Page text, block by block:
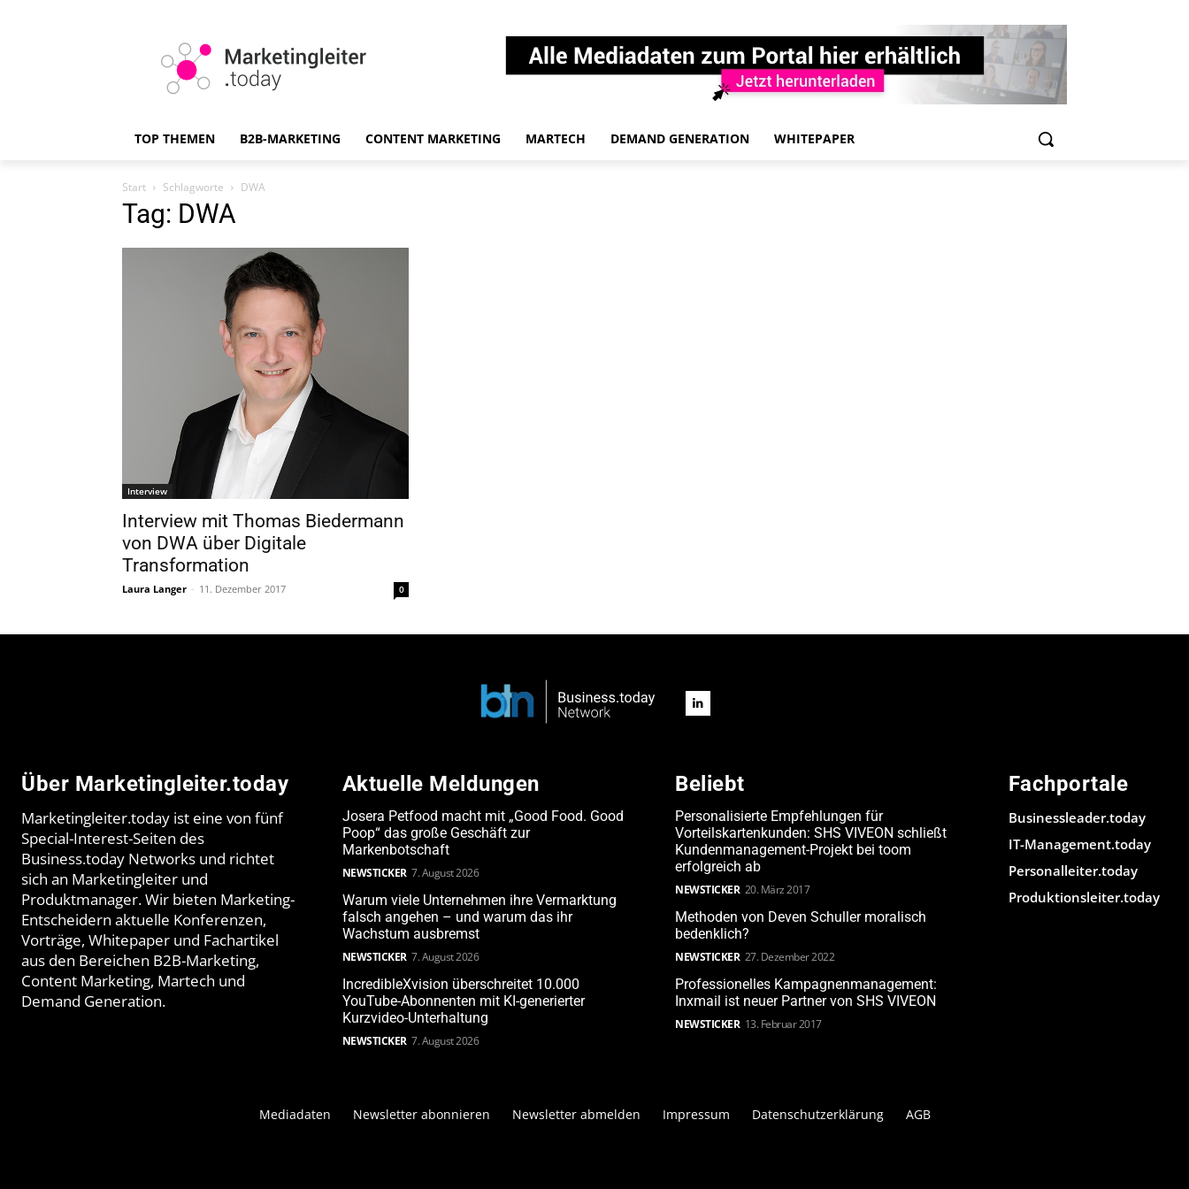
TOP THEMEN B2B-MARKETING CONTENT MARKETING MARTECH DEMAND GENERATION WHITEPAPER
Start Schlagworte DWA
Tag: DWA
Interview
Interview mit Thomas Biedermann
von DWA über Digitale
Transformation
Laura Langer - 11. Dezember 2017 0
Über Marketingleiter.today
Marketingleiter.today ist eine von fünf
Special-Interest-Seiten des
Business.today Networks und richtet
sich an Marketingleiter und
Produktmanager. Wir bieten Marketing-
Entscheidern aktuelle Konferenzen,
Vorträge, Whitepaper und Fachartikel
aus den Bereichen B2B-Marketing,
Content Marketing, Martech und
Demand Generation.
Aktuelle Meldungen
Josera Petfood macht mit „Good Food. Good
Poop“ das große Geschäft zur
Markenbotschaft
NEWSTICKER 7. August 2026
Warum viele Unternehmen ihre Vermarktung
falsch angehen – und warum das ihr
Wachstum ausbremst
NEWSTICKER 7. August 2026
IncredibleXvision überschreitet 10.000
YouTube-Abonnenten mit KI-generierter
Kurzvideo-Unterhaltung
NEWSTICKER 7. August 2026
Beliebt
Personalisierte Empfehlungen für
Vorteilskartenkunden: SHS VIVEON schließt
Kundenmanagement-Projekt bei toom
erfolgreich ab
NEWSTICKER 20. März 2017
Methoden von Deven Schuller moralisch
bedenklich?
NEWSTICKER 27. Dezember 2022
Professionelles Kampagnenmanagement:
Inxmail ist neuer Partner von SHS VIVEON
NEWSTICKER 13. Februar 2017
Fachportale
Businessleader.today
IT-Management.today
Personalleiter.today
Produktionsleiter.today
Mediadaten Newsletter abonnieren Newsletter abmelden Impressum Datenschutzerklärung AGB